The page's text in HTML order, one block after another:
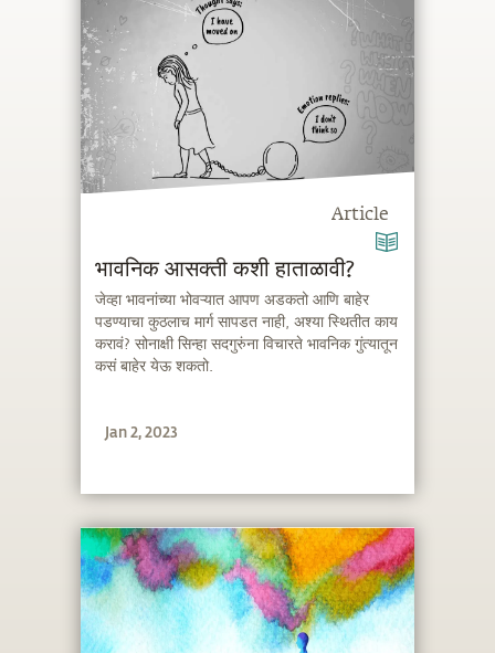
Article
भावनिक आसक्ती कशी हाताळावी?
जेव्हा भावनांच्या भोवऱ्यात आपण अडकतो आणि बाहेर
पडण्याचा कुठलाच मार्ग सापडत नाही, अश्या स्थितीत काय
करावं? सोनाक्षी सिन्हा सदगुरुंना विचारते भावनिक गुंत्यातून
कसं बाहेर येऊ शकतो.
Jan 2, 2023